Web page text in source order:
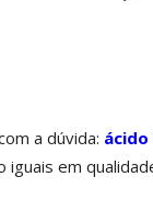
a dúvida:
em